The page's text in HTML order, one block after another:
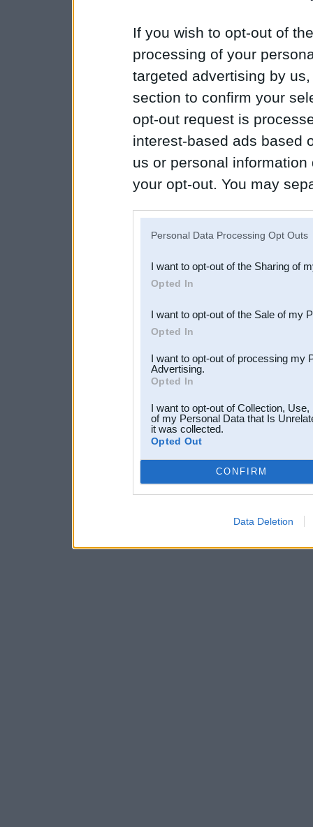
If you wish to opt-out of
processing of your
targeted advertising by
section to confirm your
opt-out request is
interest-based ads based
us or personal
your opt-out. You may
Downstream Participants
third parties.
Personal Data Processing Opt Outs
I want to opt-out of the Sharing of
Opted In
I want to opt-out of the Sale of my
Opted In
I want to opt-out of processing my
Advertising.
Opted In
I want to opt-out of Collection,
of my Personal Data that Is
it was collected.
Opted Out
CONFIRM
Data Deletion